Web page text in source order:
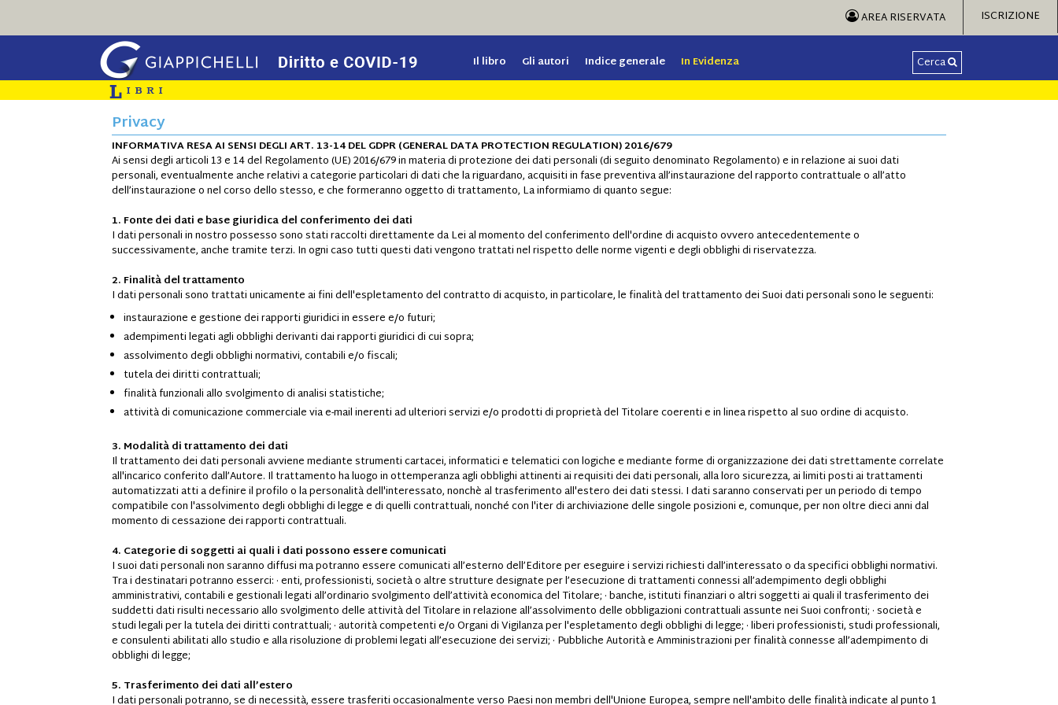
AREA RISERVATA ISCRIZIONE
Cerca
Il libro Gli autori Indice generale In Evidenza
Privacy
INFORMATIVA RESA AI SENSI DEGLI ART. 13-14 DEL GDPR (GENERAL DATA PROTECTION REGULATION) 2016/679
Ai sensi degli articoli 13 e 14 del Regolamento (UE) 2016/679 in materia di protezione dei dati personali (di seguito denominato Regolamento) e in relazione ai suoi dati
personali, eventualmente anche relativi a categorie particolari di dati che la riguardano, acquisiti in fase preventiva all’instaurazione del rapporto contrattuale o all’atto
dell’instaurazione o nel corso dello stesso, e che formeranno oggetto di trattamento, La informiamo di quanto segue:
1. Fonte dei dati e base giuridica del conferimento dei dati
I dati personali in nostro possesso sono stati raccolti direttamente da Lei al momento del conferimento dell'ordine di acquisto ovvero antecedentemente o
successivamente, anche tramite terzi. In ogni caso tutti questi dati vengono trattati nel rispetto delle norme vigenti e degli obblighi di riservatezza.
2. Finalità del trattamento
I dati personali sono trattati unicamente ai fini dell'espletamento del contratto di acquisto, in particolare, le finalità del trattamento dei Suoi dati personali sono le seguenti:
instaurazione e gestione dei rapporti giuridici in essere e/o futuri;
adempimenti legati agli obblighi derivanti dai rapporti giuridici di cui sopra;
assolvimento degli obblighi normativi, contabili e/o fiscali;
tutela dei diritti contrattuali;
finalità funzionali allo svolgimento di analisi statistiche;
attività di comunicazione commerciale via e-mail inerenti ad ulteriori servizi e/o prodotti di proprietà del Titolare coerenti e in linea rispetto al suo ordine di acquisto.
3. Modalità di trattamento dei dati
Il trattamento dei dati personali avviene mediante strumenti cartacei, informatici e telematici con logiche e mediante forme di organizzazione dei dati strettamente correlate
all'incarico conferito dall’Autore. Il trattamento ha luogo in ottemperanza agli obblighi attinenti ai requisiti dei dati personali, alla loro sicurezza, ai limiti posti ai trattamenti
automatizzati atti a definire il profilo o la personalità dell'interessato, nonchè al trasferimento all'estero dei dati stessi. I dati saranno conservati per un periodo di tempo
compatibile con l'assolvimento degli obblighi di legge e di quelli contrattuali, nonché con l'iter di archiviazione delle singole posizioni e, comunque, per non oltre dieci anni dal
momento di cessazione dei rapporti contrattuali.
4. Categorie di soggetti ai quali i dati possono essere comunicati
I suoi dati personali non saranno diffusi ma potranno essere comunicati all’esterno dell’Editore per eseguire i servizi richiesti dall’interessato o da specifici obblighi normativi.
Tra i destinatari potranno esserci: · enti, professionisti, società o altre strutture designate per l’esecuzione di trattamenti connessi all’adempimento degli obblighi
amministrativi, contabili e gestionali legati all’ordinario svolgimento dell’attività economica del Titolare; · banche, istituti finanziari o altri soggetti ai quali il trasferimento dei
suddetti dati risulti necessario allo svolgimento delle attività del Titolare in relazione all’assolvimento delle obbligazioni contrattuali assunte nei Suoi confronti; · società e
studi legali per la tutela dei diritti contrattuali; · autorità competenti e/o Organi di Vigilanza per l'espletamento degli obblighi di legge; · liberi professionisti, studi professionali,
e consulenti abilitati allo studio e alla risoluzione di problemi legati all’esecuzione dei servizi; · Pubbliche Autorità e Amministrazioni per finalità connesse all’adempimento di
obblighi di legge;
5. Trasferimento dei dati all’estero
I dati personali potranno, se di necessità, essere trasferiti occasionalmente verso Paesi non membri dell'Unione Europea, sempre nell'ambito delle finalità indicate al punto 1